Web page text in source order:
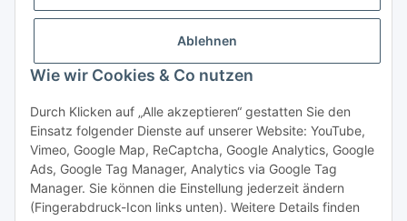
Ablehnen
Wie wir Cookies & Co nutzen
Durch Klicken auf „Alle akzeptieren“ gestatten Sie den
Einsatz folgender Dienste auf unserer Website: YouTube,
Vimeo, Google Map, ReCaptcha, Google Analytics, Google
Ads, Google Tag Manager, Analytics via Google Tag
Manager. Sie können die Einstellung jederzeit ändern
(Fingerabdruck-Icon links unten). Weitere Details finden
Zahlungsarten
Vertrag widerrufen